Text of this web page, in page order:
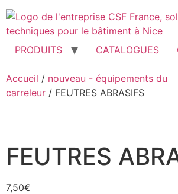
Aller
au
contenu
PRODUITS
CATALOGUES
Accueil / nouveau - équipements du
carreleur / FEUTRES ABRASIFS
FEUTRES
7,50€